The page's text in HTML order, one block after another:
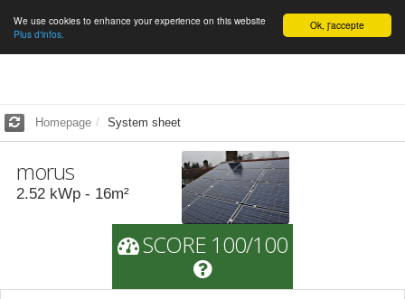
English Ok, j'accepte
We use cookies to enhance your experience on this website
Plus d'infos.
Homepage System sheet
morus
2.52 kWp - 16m²
SCORE 100/100